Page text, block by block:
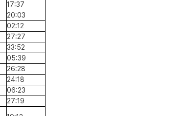
17:37
20:03
02:12
27:27
33:52
05:39
26:28
24:18
06:23
27:19